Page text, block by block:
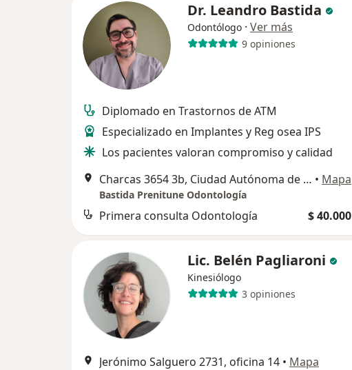
Dr. Leandro Bastida
Odontólogo · Ver más
9 opiniones
Diplomado en Trastornos de ATM
Especializado en Implantes y Reg osea IPS
Los pacientes valoran compromiso y calidad
Charcas 3654 3b, Ciudad Autónoma de Buenos Aires • Mapa
Bastida Prenitune Odontología
Primera consulta Odontología $ 40.000
Lic. Belén Pagliaroni
Kinesiólogo
3 opiniones
Jerónimo Salguero 2731, oficina 14 • Mapa